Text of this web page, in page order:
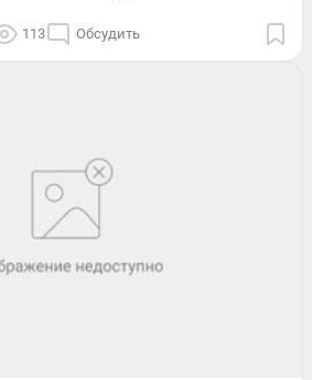
113 Обсудить